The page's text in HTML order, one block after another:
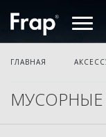
ГЛАВНАЯ
МУСОРНЫЕ